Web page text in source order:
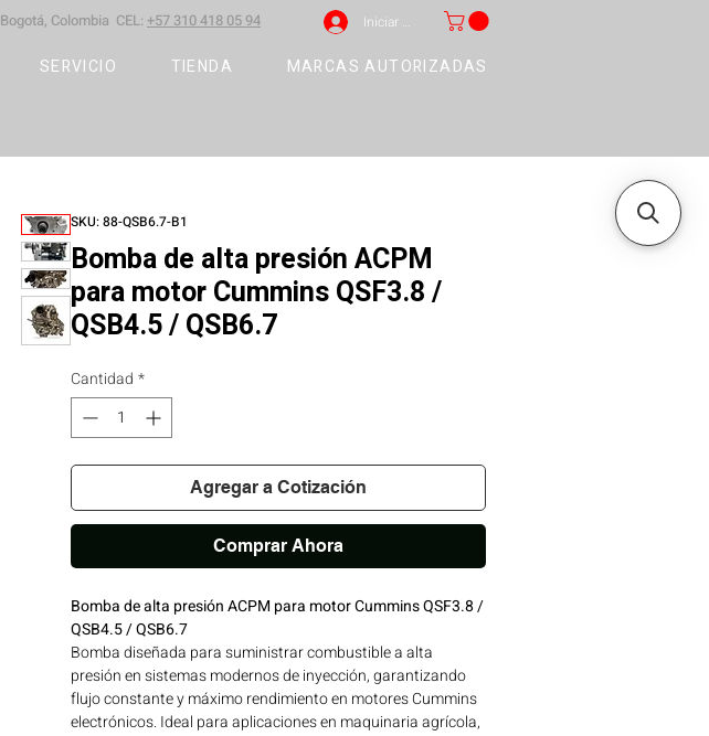
Bogotá, Colombia CEL: +57 310 418 05 94 Iniciar sesión
SERVICIO TIENDA MARCAS AUTORIZADAS
SKU: 88-QSB6.7-B1
Bomba de alta presión ACPM
para motor Cummins QSF3.8 /
QSB4.5 / QSB6.7
Cantidad *
Agregar a Cotización
Comprar Ahora
Bomba de alta presión ACPM para motor Cummins QSF3.8 /
QSB4.5 / QSB6.7
Bomba diseñada para suministrar combustible a alta
presión en sistemas modernos de inyección, garantizando
flujo constante y máximo rendimiento en motores Cummins
electrónicos. Ideal para aplicaciones en maquinaria agrícola,